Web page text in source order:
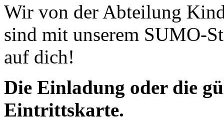
Wir von der Abteilung
sind mit unserem SUMO-
auf dich!
Die Einladung oder die
Eintrittskarte.